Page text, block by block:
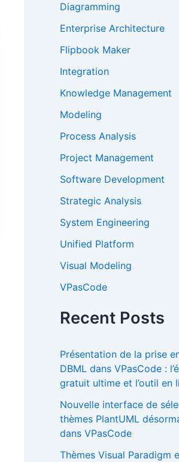
Diagramming
Enterprise Architecture
Flipbook Maker
Integration
Knowledge Management
Modeling
Process Analysis
Project Management
Software Development
Strategic Analysis
System Engineering
Unified Platform
Visual Modeling
VPasCode
Recent Posts
Présentation de la prise
DBML dans VPasCode :
gratuit ultime et l’outil en
Nouvelle interface de
thèmes PlantUML
dans VPasCode
Thèmes Visual Paradigm